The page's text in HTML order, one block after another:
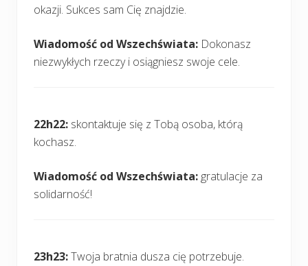
okazji. Sukces sam Cię znajdzie.
Wiadomość od Wszechświata: Dokonasz
niezwykłych rzeczy i osiągniesz swoje cele.
22h22: skontaktuje się z Tobą osoba, którą
kochasz.
Wiadomość od Wszechświata: gratulacje za
solidarność!
23h23:Twoja bratnia dusza cię potrzebuje.